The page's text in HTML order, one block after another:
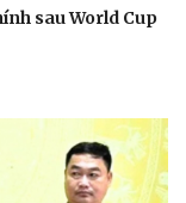
sau World Cup